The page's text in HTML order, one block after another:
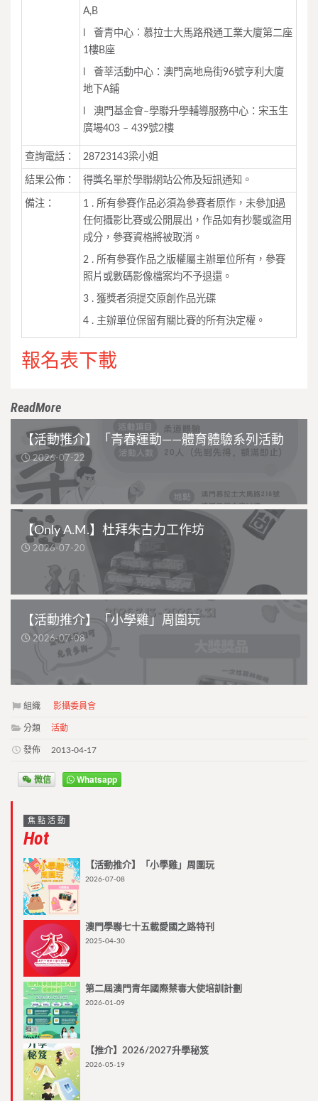
A,B
l 薈青中心︰慕拉士大馬路飛通工業大廈第二座
1樓B座
l 薈莘活動中心：澳門高地烏街96號亨利大廈
地下A鋪
l 澳門基金會–學聯升學輔導服務中心：宋玉生
廣場403 – 439號2樓
查詢電話： 28723143梁小姐
結果公佈： 得獎名單於學聯網站公佈及短訊通知。
備注：
1 . 所有參賽作品必須為參賽者原作，未參加過
任何攝影比賽或公開展出，作品如有抄襲或盜用
成分，參賽資格將被取消。
2 . 所有參賽作品之版權屬主辦單位所有，參賽
照片或數碼影像檔案均不予退還。
3 . 獲獎者須提交原創作品光碟
4 . 主辦單位保留有關比賽的所有決定權。
報名表下載
ReadMore
【活動推介】「青春運動——體育體驗系列活動
2026-07-22
【Only A.M.】杜拜朱古力工作坊
2026-07-20
【活動推介】「小學雞」周圍玩
2026-07-08
組織 影攝委員會
分類 活動
發佈 2013-04-17
微信 Whatsapp
焦點活動
Hot
【活動推介】「小學雞」周圍玩
2026-07-08
澳門學聯七十五載愛國之路特刊
2025-04-30
第二屆澳門青年國際禁毒大使培訓計劃
2026-01-09
【推介】2026/2027升學秘笈
2026-05-19